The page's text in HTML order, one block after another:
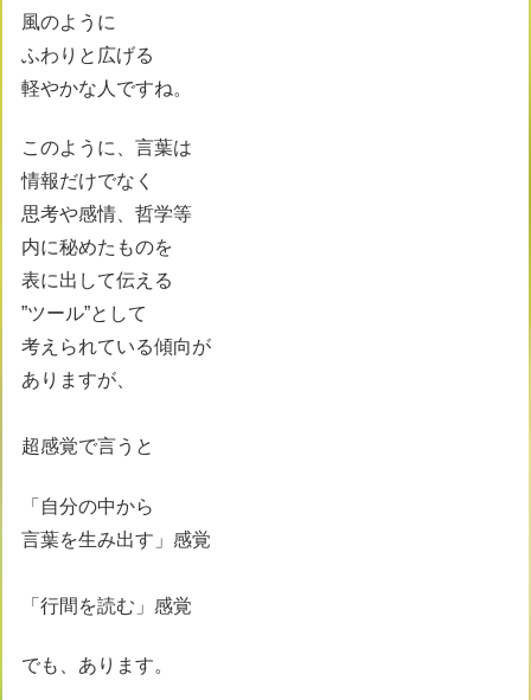
風のように
ふわりと広げる
軽やかな人ですね。
このように、言葉は
情報だけでなく
思考や感情、哲学等
内に秘めたものを
表に出して伝える
”ツール”として
考えられている傾向が
ありますが、
超感覚で言うと
「自分の中から
言葉を生み出す」感覚
「行間を読む」感覚
でも、あります。